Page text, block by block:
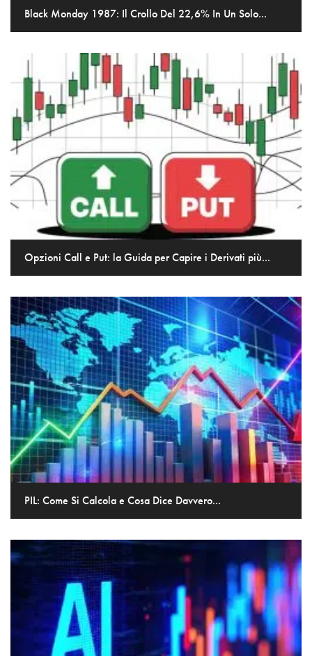
Black Monday 1987: Il Crollo Del 22,6% In Un Solo...
Opzioni Call e Put: la Guida per Capire i Derivati più...
PIL: Come Si Calcola e Cosa Dice Davvero...